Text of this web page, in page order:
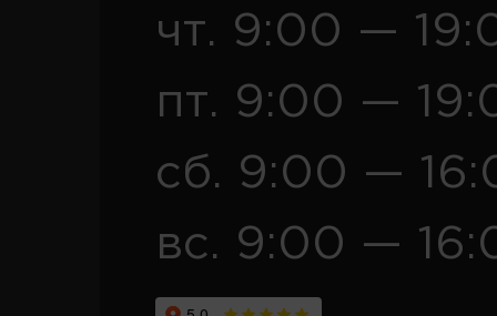
чт. 9:00 —
пт. 9:00 —
сб. 9:00 —
вс. 9:00 —